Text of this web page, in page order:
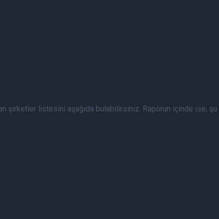
listesini aşağıda bulabilirsiniz. Raporun içinde ise, şu